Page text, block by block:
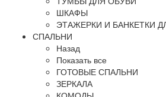
ШКАФЫ
ЭТАЖЕРКИ И БАНКЕТКИ
СПАЛЬНИ
Назад
Показать все
ГОТОВЫЕ СПАЛЬНИ
ЗЕРКАЛА